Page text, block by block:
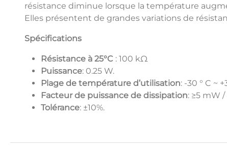
résistance diminue lorsque la température
Elles présentent de grandes variations de
Spécifications
Résistance à 25°C : 100 kΩ
Puissance: 0.25 W.
Plage de température d’utilisation: -30 ° C ~
Facteur de puissance de dissipation: ≥5 mW /
Tolérance: ±10%.